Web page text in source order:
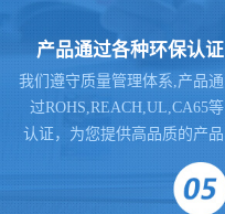
产品通过各种环保认证
我们遵守质量管理体系, 产品通
过ROHS,REACH,UL,CA65等
认证，为您提供高品质的产品